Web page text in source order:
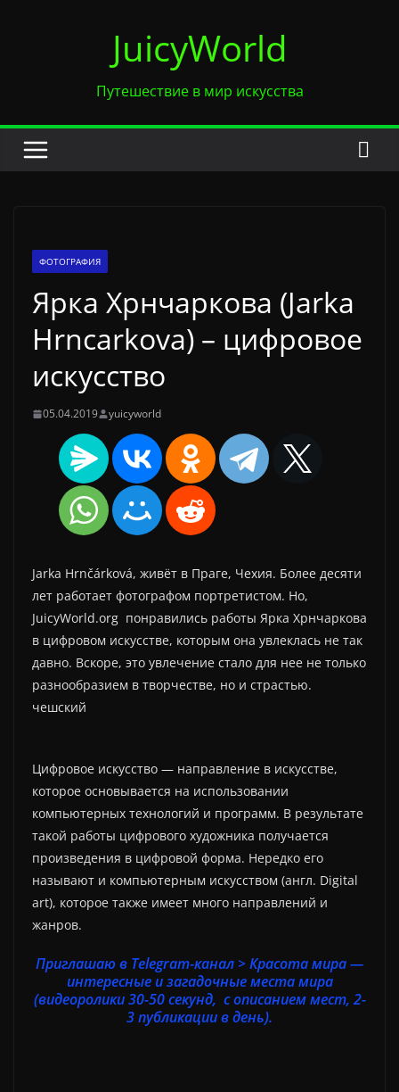
JuicyWorld
Путешествие в мир искусства
ФОТОГРАФИЯ
Ярка Хрнчаркова (Jarka
Hrnсаrkovа) – цифровое
искусство
05.04.2019 yuicyworld
Jarka Hrnčárková, живёт в Праге, Чехия. Более десяти
лет работает фотографом портретистом. Но,
JuicyWorld.org понравились работы Ярка Хрнчаркова
в цифровом искусстве, которым она увлеклась не так
давно. Вскоре, это увлечение стало для нее не только
разнообразием в творчестве, но и страстью.
чешский
Цифровое искусство — направление в искусстве,
которое основывается на использовании
компьютерных технологий и программ. В результате
такой работы цифрового художника получается
произведения в цифровой форма. Нередко его
называют и компьютерным искусством (англ. Digital
art), которое также имеет много направлений и
жанров.
Приглашаю в Telegram-канал > Красота мира —
интересные и загадочные места мира
(видеоролики 30-50 секунд, с описанием мест, 2-
3 публикации в день).